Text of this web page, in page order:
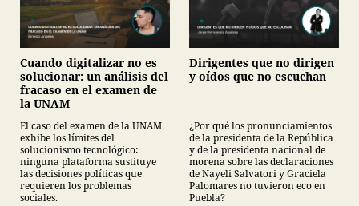
Cuando digitalizar no es
solucionar: un análisis del
fracaso en el examen de
la UNAM
El caso del examen de la UNAM
exhibe los límites del
solucionismo tecnológico:
ninguna plataforma sustituye
las decisiones políticas que
requieren los problemas
sociales.
Dirigentes que no dirigen
y oídos que no escuchan
¿Por qué los pronunciamientos
de la presidenta de la República
y de la presidenta nacional de
morena sobre las declaraciones
de Nayeli Salvatori y Graciela
Palomares no tuvieron eco en
Puebla?